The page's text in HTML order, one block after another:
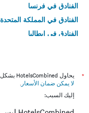
الفنادق في فرنسا
الفنادق في المملكة المتحدة
الفنادق في إيطاليا
*
يحاول HotelsCombined بشكل دائم الحصول على الأسعار الدقيقة، ولكن
لا يمكن ضمان الأسعار .
إليك السبب: